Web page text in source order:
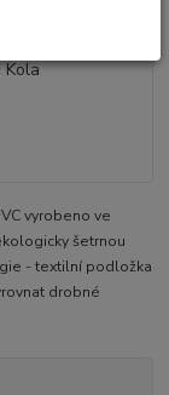
vyrobeno ve
šetrnou
- textilní podložka
drobné